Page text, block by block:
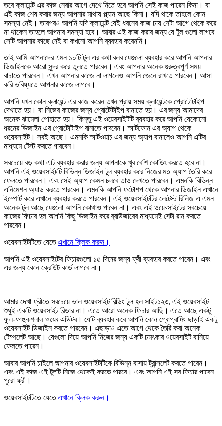
তবে ক্লায়েন্ট এর কাজ নেবার আগে দেখে নিতে হবে আপনি সেই কাজ পারেন কিনা। বা
এই কাজ শেষ করার জন্য আপনার মাথায় প্ল্যান আছে কিনা। যদি থাকে তাহলে কোন
সমস্যা নেই। তারপরও আপনি যদি ক্লায়েন্ট যেই ধরনের কাজ চায় সেটা আগে থেকে করে
না থাকেন তাহলে আপনার সমস্যা হবে। আবার এই কাজ করার জন্য যে টুল গুলো লাগবে
সেটি আপনার কাছে নেই বা কখনো আপনি ব্যবহার করেননি।
তাই আমি আপনাদের এমন ১০টি টুল এর কথা বলব যেগুলো ব্যবহার করে আপনি আপনার
ডিজাইনকে আরো সুন্দর করে তুলতে পারবেন। এবং আপনার অনেক গুরুত্বপূর্ণ সময়
বাচাতে পারবেন। এখন আপনার কাজে না লাগলেও আপনি জেনে রাখতে পারবেন। আসা
করি ভবিষ্যতে আপনার কাজে লাগবে।
আপনি যখন কোন ক্লায়েন্ট এর কাজ করেন তখন প্রায় সময় ক্লায়েন্টকে প্রোটোটাইপ
দেখাতে হয়। বা নিজের কাজের জন্য প্রোটোটাইপ বানাতে হয়। এর জন্য আমাদের
অনেক ঝামেলা পোহাতে হয়। কিন্তু এই ওয়েবসাইটটি ব্যবহার করে আপনি যেকোনো
ধরনের ডিজাইন এর প্রোটোটাইপ বানাতে পারবেন। স্মার্টফোন এর অ্যাপ থেকে
ওয়েবসাইট। সবই আছে। এমনকি স্মার্টওয়াচ এর জন্য অ্যাপ বানালেও আপনি এটির
মাধ্যমে টেস্ট করতে পারবেন।
সবচেয়ে বড় কথা এটি ব্যবহার করার জন্য আপনাকে খুব বেশি কোডিং করতে হবে না।
আপনি এই ওয়েবসাইটটি বিভিন্ন ডিজাইন টুল ব্যবহার করে নিজের মত অ্যাপ তৈরি করে
ফেলতে পারবেন। এবং সেই অ্যাপ কেমন চলবে তাও দেখতে পারবেন। এমনকি বিভিন্ন
এনিমেশন অ্যাড করতে পারবেন। এমনকি আপনি ফটোশপ থেকে আপনার ডিজাইন এখানে
ইম্পোর্ট করে এখানে ব্যবহার করতে পারবেন। এই ওয়েবসাইটটির লেটেস্ট রিলিজ এ এমন
অনেক টুল আছে যেগুলো আপনি কোথাও পাবেন না। এবং এই ওয়েবসাইটের সবচেয়ে
কাজের ফিচার হল আপনি কিছু ডিজাইন করে ব্রাউজারের মাধ্যমেই সেটা রান করতে
পারবেন।
ওয়েবসাইটটিতে যেতেএখানে ক্লিক করুন।
আপনি এই ওয়েবসাইটের ফিচারগুলো ১৫ দিনের জন্য ফ্রী ব্যবহার করতে পারেন। এবং
এর জন্য কোন ক্রেডিট কার্ড লাগবে না।
আমার দেখা ফ্রীতে সবচেয়ে ভাল ওয়েবসাইট বিল্ডিং টুল হল সাইট১২৩, এই ওয়েবসাইট
শুধুই একটি ওয়েবসাইট বিল্ডার না। এতে আরো অনেক ফিচার আছি। এতে আছে একটু
ফুল-ফাঙ্কশনাল ওয়েব এডিটর। যেটি ব্যবহার করে আপনি কোন প্রোগ্রামিং ছাড়াই একটু
ওয়েবসাইট ডিজাইন করতে পারবেন। এছাড়াও এতে আগে থেকে তৈরি করা অনেক
টেম্পলেট আছে। যেগুলো দিয়ে আপনি নিজের জন্য একটি চমৎকার ওয়েবসাইট বানিয়ে
ফেলতে পারেন।
আবার আপনি চাইলে আপনার ওয়েবসাইটটিকে বিভিন্ন বাসায় ট্রান্সলেট করতে পারেন।
এবং এই কাজ এই টুলটি নিজে থেকেই করতে পারবে। এবং আপনি এই সব ফিচার পাবেন
পুরো ফ্রী।
ওয়েবসাইটটিতে যেতেএখানে ক্লিক করুন।